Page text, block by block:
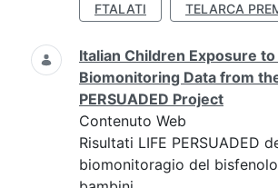
FTALATI
TELARCA
Italian Children Exposure
Biomonitoring Data from
PERSUADED Project
Contenuto Web
Risultati LIFE PERSUADED
biomonitoragio del